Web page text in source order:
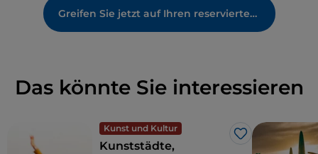
Greifen Sie jetzt auf Ihren reservierten Bereich zu
Das könnte Sie interessieren
Kunst und Kultur
Like
Kunststädte,